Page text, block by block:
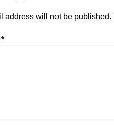
address will not be published.
*